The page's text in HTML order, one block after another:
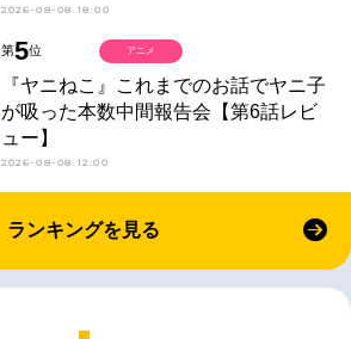
2026-08-08 18:00
第5位
『ヤニねこ』これまでのお話でヤニ子
が吸った本数中間報告会【第6話レビ
ュー】
2026-08-08 12:00
アニメ
ランキングを見る